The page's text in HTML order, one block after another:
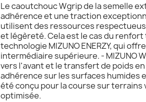
Le caoutchouc Wgrip de la semelle
adhérence et une traction
utilisent des ressources
et légèreté. Cela est le cas du renfort
technologie MIZUNO ENERZY, qui
intermédiaire supérieure. - MIZUNO
vers l'avant et le transfert de poids
adhérence sur les surfaces humides
été conçu pour la course sur
optimisée.